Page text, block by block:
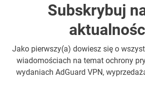
Subskrybuj
Jako pierwszy(a) dowiesz się o
wiadomościach na temat ochrony
wydaniach AdGuard VPN,